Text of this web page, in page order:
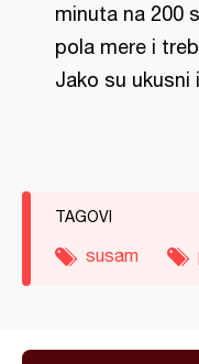
minuta na 200
pola mere i
Jako su ukusni
TAGOVI
susam